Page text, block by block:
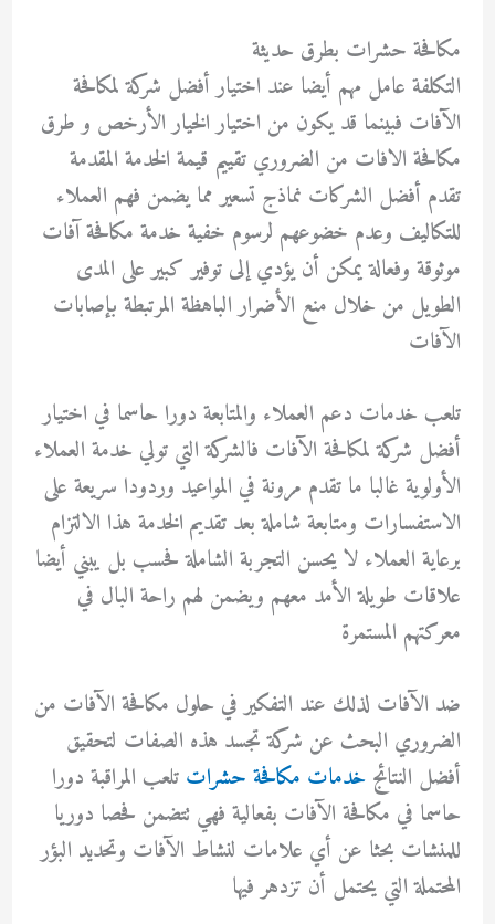
مكافحة حشرات بطرق حديثة
التكلفة عامل مهم أيضا عند اختيار أفضل شركة لمكافحة
الآفات فبينما قد يكون من اختيار الخيار الأرخص و طرق
مكافحة الافات من الضروري تقييم قيمة الخدمة المقدمة
تقدم أفضل الشركات نماذج تسعير مما يضمن فهم العملاء
للتكاليف وعدم خضوعهم لرسوم خفية خدمة مكافحة آفات
موثوقة وفعالة يمكن أن يؤدي إلى توفير كبير على المدى
الطويل من خلال منع الأضرار الباهظة المرتبطة بإصابات
الآفات
تلعب خدمات دعم العملاء والمتابعة دورا حاسما في اختيار
أفضل شركة لمكافحة الآفات فالشركة التي تولي خدمة العملاء
الأولوية غالبا ما تقدم مرونة في المواعيد وردودا سريعة على
الاستفسارات ومتابعة شاملة بعد تقديم الخدمة هذا الالتزام
برعاية العملاء لا يحسن التجربة الشاملة فحسب بل يبني أيضا
علاقات طويلة الأمد معهم ويضمن لهم راحة البال في
معركتهم المستمرة
ضد الآفات لذلك عند التفكير في حلول مكافحة الآفات من
الضروري البحث عن شركة تجسد هذه الصفات لتحقيق
أفضل النتائج خدمات مكافحة حشرات تلعب المراقبة دورا
حاسما في مكافحة الآفات بفعالية فهي تتضمن فحصا دوريا
للمنشات بحثا عن أي علامات لنشاط الآفات وتحديد البؤر
المحتملة التي يحتمل أن تزدهر فيها